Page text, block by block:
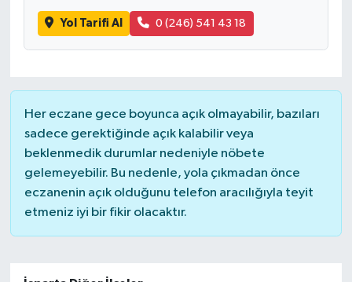
Yol Tarifi Al 0 (246) 541 43 18
Her eczane gece boyunca açık olmayabilir, bazıları
sadece gerektiğinde açık kalabilir veya
beklenmedik durumlar nedeniyle nöbete
gelemeyebilir. Bu nedenle, yola çıkmadan önce
eczanenin açık olduğunu telefon aracılığıyla teyit
etmeniz iyi bir fikir olacaktır.